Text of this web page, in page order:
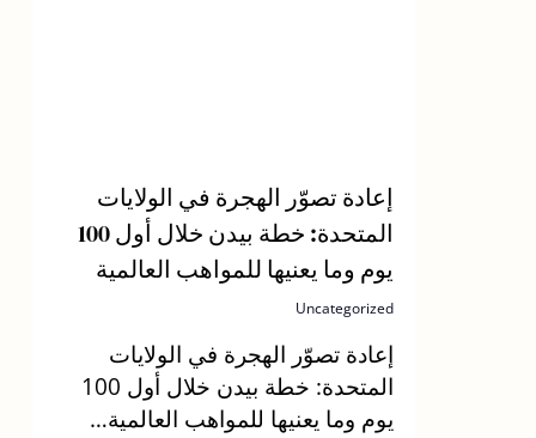
إعادة تصوّر الهجرة في الولايات
المتحدة: خطة بيدن خلال أول 100
يوم وما يعنيها للمواهب العالمية
Uncategorized
إعادة تصوّر الهجرة في الولايات
المتحدة: خطة بيدن خلال أول 100
يوم وما يعنيها للمواهب العالمية…